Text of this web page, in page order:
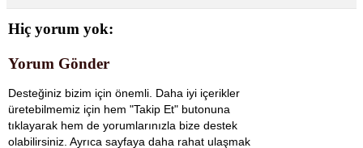
Hiç yorum yok:
Yorum Gönder
Desteğiniz bizim için önemli. Daha iyi içerikler
üretebilmemiz için hem "Takip Et" butonuna
tıklayarak hem de yorumlarınızla bize destek
olabilirsiniz. Ayrıca sayfaya daha rahat ulaşmak